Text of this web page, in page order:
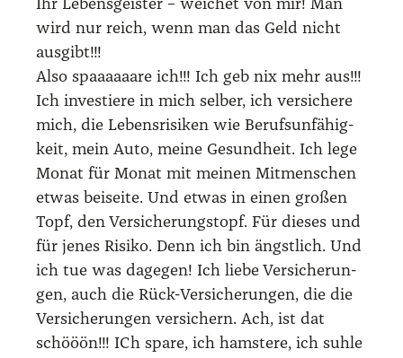
Ihr Lebens­geis­ter – wei­chet von mir! Man
wird nur reich, wenn man das Geld nicht
aus­gibt!!!
Also spaaaaaa­re ich!!! Ich geb nix mehr aus!!!
Ich inves­tie­re in mich sel­ber, ich ver­si­che­re
mich, die Lebens­ri­si­ken wie Berufs­un­fä­hig­
keit, mein Auto, mei­ne Gesund­heit. Ich lege
Monat für Monat mit mei­nen Mit­men­schen
etwas bei­sei­te. Und etwas in einen gro­ßen
Topf, den Ver­si­che­rungs­topf. Für die­ses und
für jenes Risi­ko. Denn ich bin ängst­lich. Und
ich tue was dage­gen! Ich lie­be Ver­si­che­run­
gen, auch die Rück-Ver­si­che­run­gen, die die
Ver­si­che­run­gen ver­si­chern. Ach, ist dat
schööön!!! ICh spa­re, ich hams­te­re, ich suh­le